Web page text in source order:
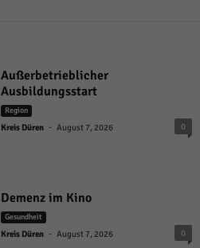
Außerbetrieblicher
Ausbildungsstart
Region
Kreis Düren - August 7, 2026 0
Demenz im Kino
Gesundheit
Kreis Düren - August 7, 2026 0